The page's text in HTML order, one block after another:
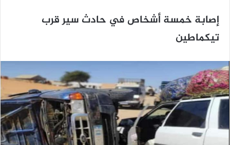
إصابة خمسة أشخاص في حادث سير قرب
تيكماطين